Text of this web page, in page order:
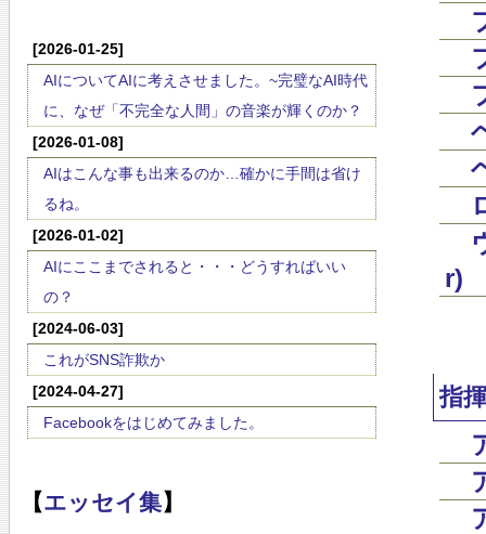
[2026-01-25]
AIについてAIに考えさせました。~完璧なAI時代
に、なぜ「不完全な人間」の音楽が輝くのか？
[2026-01-08]
AIはこんな事も出来るのか…確かに手間は省け
るね。
[2026-01-02]
AIにここまでされると・・・どうすればいい
の？
[2024-06-03]
これがSNS詐欺か
[2024-04-27]
Facebookをはじめてみました。
【エッセイ集】
r)
指